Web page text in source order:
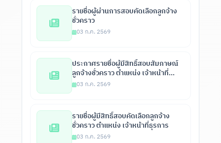
รายชื่อผู้ผ่านการสอบคัดเลือกลูกจ้าง
ชั่วคราว
03 ก.ค. 2569
ประกาศรายชื่อผู้มีสิทธิ์สอบสัมภาษณ์
ลูกจ้างชั่วคราว ตำแหน่ง เจ้าหน้าที่
ธุรการ
03 ก.ค. 2569
รายชื่อผู้มีสิทธิ์สอบคัดเลือกลูกจ้าง
ชั่วคราว ตำแหน่ง เจ้าหน้าที่ธุรการ
03 ก.ค. 2569